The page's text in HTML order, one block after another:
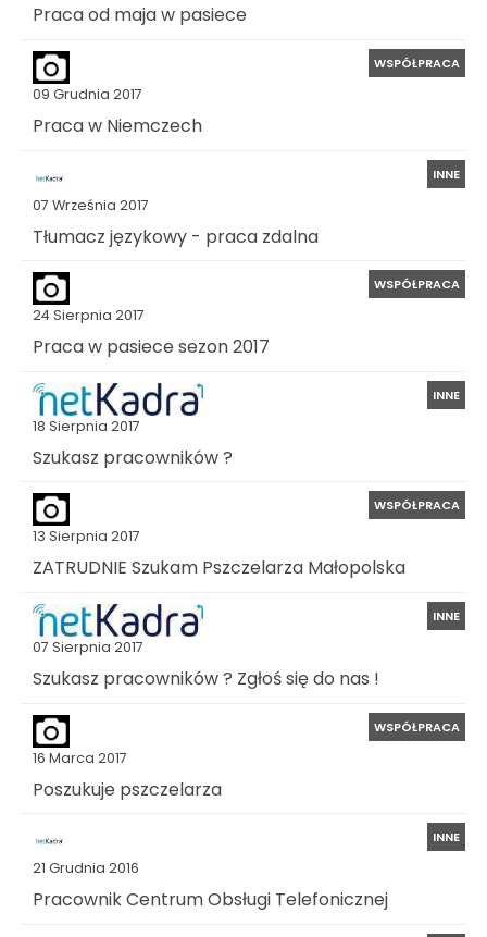
Praca od maja w pasiece
09 Grudnia 2017
WSPÓŁPRACA
Praca w Niemczech
07 Września 2017
INNE
Tłumacz językowy - praca zdalna
24 Sierpnia 2017
WSPÓŁPRACA
Praca w pasiece sezon 2017
18 Sierpnia 2017
INNE
Szukasz pracowników ?
13 Sierpnia 2017
WSPÓŁPRACA
ZATRUDNIE Szukam Pszczelarza Małopolska
07 Sierpnia 2017
INNE
Szukasz pracowników ? Zgłoś się do nas !
16 Marca 2017
WSPÓŁPRACA
Poszukuje pszczelarza
21 Grudnia 2016
INNE
Pracownik Centrum Obsługi Telefonicznej